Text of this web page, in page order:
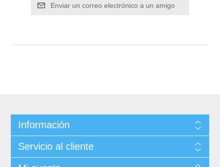
Información
Servicio al cliente